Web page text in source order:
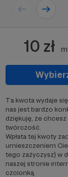
10 zł
Ta kwota wydaje
nas jest bardzo
dziękuję, że
twórczość.
Wpłata tej kwoty
umieszczeniem
tego zażyczysz) w
naszej stronie
czcionką.